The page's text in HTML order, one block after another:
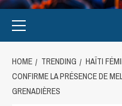
HOME TRENDING
HAÏTI
CONFIRME LA PRÉSENCE DE
GRENADIÈRES